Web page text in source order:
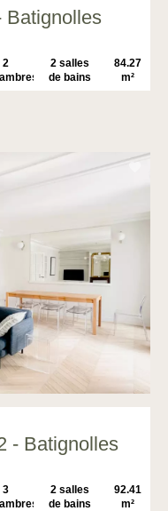
Batignolles
2
2 salles
de bains
84.27
m²
- Batignolles
3
2 salles
de bains
92.41
m²